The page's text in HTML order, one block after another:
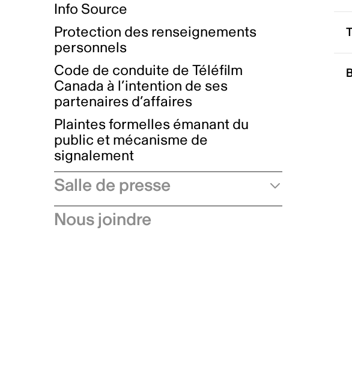
Info Source
Protection des renseignements
personnels
Code de conduite de Téléfilm
Canada à l’intention de ses
partenaires d’affaires
Plaintes formelles émanant du
public et mécanisme de
signalement
Salle de presse
Communiqués de presse
Nous joindre